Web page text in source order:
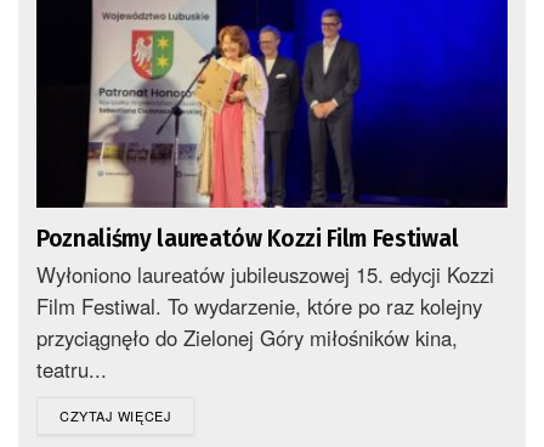
Poznaliśmy laureatów Kozzi Film Festiwal
Wyłoniono laureatów jubileuszowej 15. edycji Kozzi
Film Festiwal. To wydarzenie, które po raz kolejny
przyciągnęło do Zielonej Góry miłośników kina,
teatru...
CZYTAJ WIĘCEJ